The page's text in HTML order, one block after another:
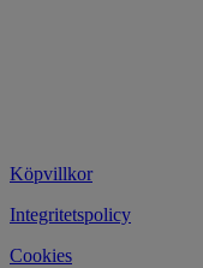
Köpvillkor
Integritetspolicy
Cookies